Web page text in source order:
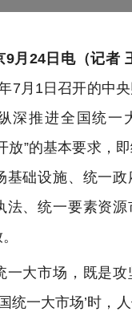
9月24日电（记者
7月1日召开的中
深推进全国统一
放”的基本要求，
础设施、统一政
法、统一要素资
一大市场，既是
统一大市场’时，